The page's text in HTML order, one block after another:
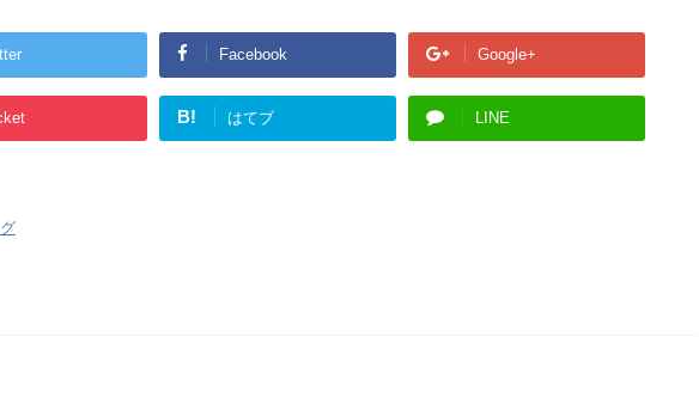
Facebook Google+
B! はてブ LINE